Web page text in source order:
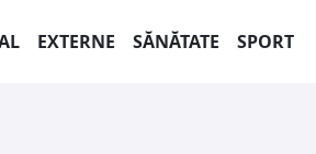
EXTERNE SĂNĂTATE SPORT